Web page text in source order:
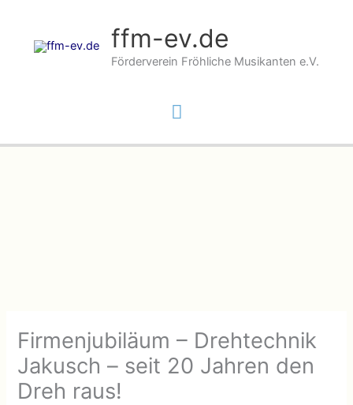
springen
ffm-ev.de
Förderverein Fröhliche Musikanten e.V.
Hauptmenü
Firmenjubiläum – Drehtechnik
Jakusch – seit 20 Jahren den
Dreh raus!